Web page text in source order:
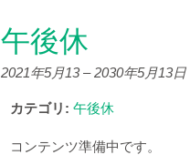
午後休
2021年5月13–2030年5月13日
カテゴリ: 午後休
コンテンツ準備中です。